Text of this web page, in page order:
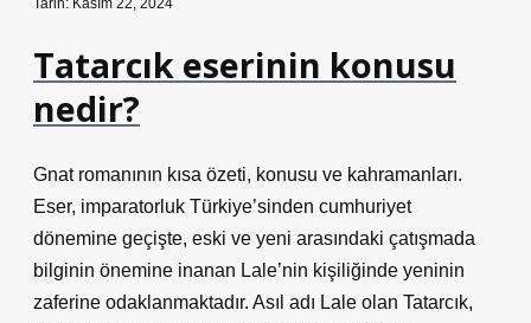
Tarih: Kasım 22, 2024
Tatarcık eserinin konusu
nedir?
Gnat romanının kısa özeti, konusu ve kahramanları.
Eser, imparatorluk Türkiye’sinden cumhuriyet
dönemine geçişte, eski ve yeni arasındaki çatışmada
bilginin önemine inanan Lale’nin kişiliğinde yeninin
zaferine odaklanmaktadır. Asıl adı Lale olan Tatarcık,